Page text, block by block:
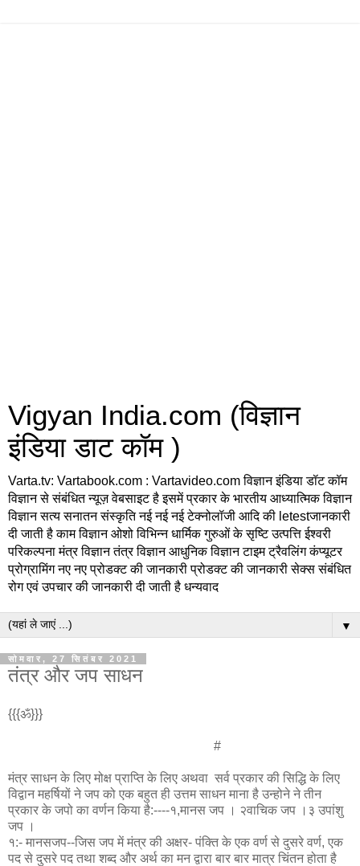
Vigyan India.com (विज्ञान
इंडिया डाट कॉम )
Varta.tv: Vartabook.com : Vartavideo.com विज्ञान इंडिया डॉट कॉम
विज्ञान से संबंधित न्यूज़ वेबसाइट है इसमें प्रकार के भारतीय आध्यात्मिक विज्ञान
विज्ञान सत्य सनातन संस्कृति नई नई नई टेक्नोलॉजी आदि की letestजानकारी
दी जाती है काम विज्ञान ओशो विभिन्न धार्मिक गुरुओं के सृष्टि उत्पत्ति ईश्वरी
परिकल्पना मंत्र विज्ञान तंत्र विज्ञान आधुनिक विज्ञान टाइम ट्रैवलिंग कंप्यूटर
प्रोग्रामिंग नए नए प्रोडक्ट की जानकारी प्रोडक्ट की जानकारी सेक्स संबंधित
रोग एवं उपचार की जानकारी दी जाती है धन्यवाद
▼
सोमवार, 27 सितंबर 2021
तंत्र और जप साधन
{{{ॐ}}}
#
मंत्र साधन के लिए मोक्ष प्राप्ति के लिए अथवा सर्व प्रकार की सिद्धि के लिए
विद्वान महर्षियों ने जप को एक बहुत ही उत्तम साधन माना है उन्होने ने तीन
प्रकार के जपो का वर्णन किया है:----१,मानस जप । २वाचिक जप ।३ उपांशु
जप ।
१:- मानसजप--जिस जप में मंत्र की अक्षर- पंक्ति के एक वर्ण से दुसरे वर्ण, एक
पद से दुसरे पद तथा शब्द और अर्थ का मन द्वारा बार बार मात्र चिंतन होता है